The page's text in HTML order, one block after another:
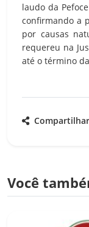
laudo da
confirmando a
por causas
requereu na
até o término
Você